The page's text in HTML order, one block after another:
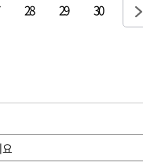
28 29 30